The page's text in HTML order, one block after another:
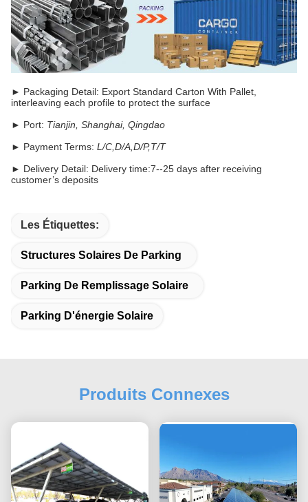
► Packaging Detail: Export Standard Carton With Pallet,
interleaving each profile to protect the surface
► Port: Tianjin, Shanghai, Qingdao
► Payment Terms: L/C,D/A,D/P,T/T
► Delivery Detail: Delivery time:7--25 days after receiving
customer’s deposits
Les Étiquettes:
Structures Solaires De Parking
Parking De Remplissage Solaire
Parking D'énergie Solaire
Produits Connexes